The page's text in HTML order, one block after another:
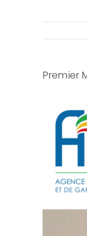
Premier
Larger
Image